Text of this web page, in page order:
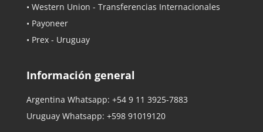
• Western Union - Transferencias Internacionales
• Payoneer
• Prex - Uruguay
Información general
Argentina Whatsapp: +54 9 11 3925-7883
Uruguay Whatsapp: +598 91019120